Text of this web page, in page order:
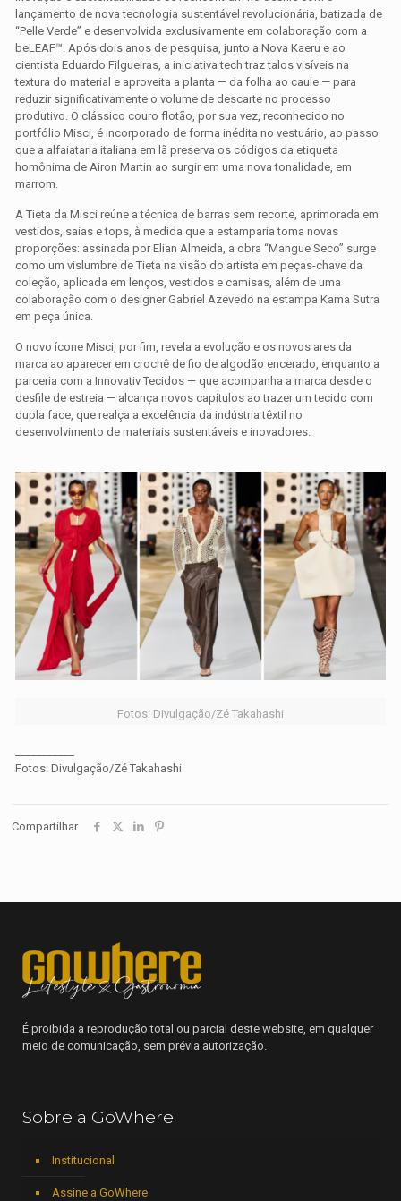
lançamento de nova tecnologia sustentável revolucionária, batizada de
“Pelle Verde” e desenvolvida exclusivamente em colaboração com a
beLEAF™. Após dois anos de pesquisa, junto a Nova Kaeru e ao
cientista Eduardo Filgueiras, a iniciativa tech traz talos visíveis na
textura do material e aproveita a planta — da folha ao caule — para
reduzir significativamente o volume de descarte no processo
produtivo. O clássico couro flotão, por sua vez, reconhecido no
portfólio Misci, é incorporado de forma inédita no vestuário, ao passo
que a alfaiataria italiana em lã preserva os códigos da etiqueta
homônima de Airon Martin ao surgir em uma nova tonalidade, em
marrom.
A Tieta da Misci reúne a técnica de barras sem recorte, aprimorada em
vestidos, saias e tops, à medida que a estamparia toma novas
proporções: assinada por Elian Almeida, a obra “Mangue Seco” surge
como um vislumbre de Tieta na visão do artista em peças-chave da
coleção, aplicada em lenços, vestidos e camisas, além de uma
colaboração com o designer Gabriel Azevedo na estampa Kama Sutra
em peça única.
O novo ícone Misci, por fim, revela a evolução e os novos ares da
marca ao aparecer em crochê de fio de algodão encerado, enquanto a
parceria com a Innovativ Tecidos — que acompanha a marca desde o
desfile de estreia — alcança novos capítulos ao trazer um tecido com
dupla face, que realça a excelência da indústria têxtil no
desenvolvimento de materiais sustentáveis e inovadores.
Fotos: Divulgação/Zé Takahashi
Fotos: Divulgação/Zé Takahashi
Compartilhar
É proibida a reprodução total ou parcial deste website, em qualquer
meio de comunicação, sem prévia autorização.
Sobre a GoWhere
Institucional
Assine a GoWhere